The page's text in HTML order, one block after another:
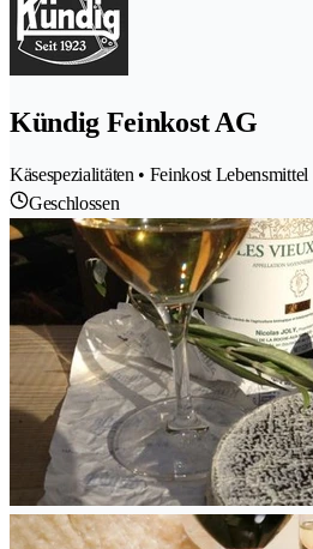
Kündig Feinkost AG
Käsespezialitäten • Feinkost Lebensmittel
Geschlossen